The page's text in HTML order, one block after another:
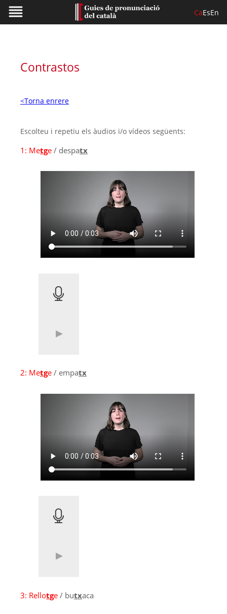
CaEsEn
Contrastos
<Torna enrere
Escolteu i repetiu els àudios i/o vídeos següents:
1: Metge / despatx
2: Metge / empatx
3: Rellotge / butxaca